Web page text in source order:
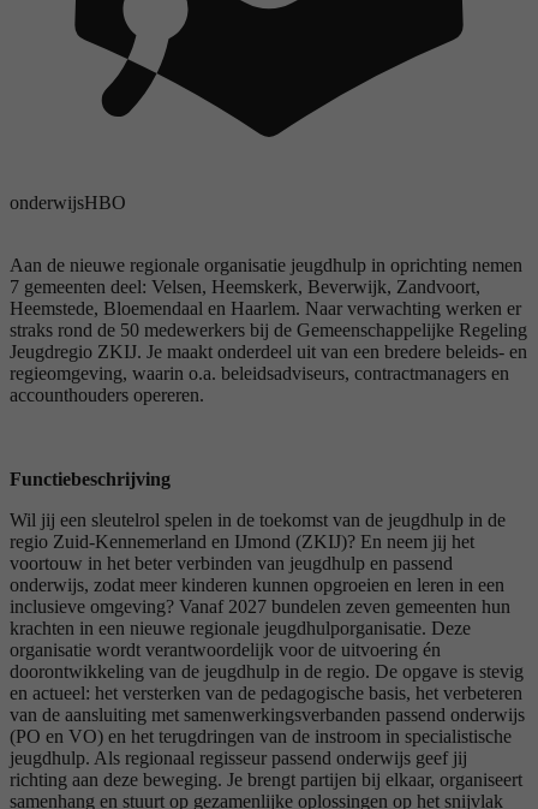
onderwijsHBO
Aan de nieuwe regionale organisatie jeugdhulp in oprichting nemen
7 gemeenten deel: Velsen, Heemskerk, Beverwijk, Zandvoort,
Heemstede, Bloemendaal en Haarlem. Naar verwachting werken er
straks rond de 50 medewerkers bij de Gemeenschappelijke Regeling
Jeugdregio ZKIJ. Je maakt onderdeel uit van een bredere beleids- en
regieomgeving, waarin o.a. beleidsadviseurs, contractmanagers en
accounthouders opereren.
Functiebeschrijving
Wil jij een sleutelrol spelen in de toekomst van de jeugdhulp in de
regio Zuid-Kennemerland en IJmond (ZKIJ)? En neem jij het
voortouw in het beter verbinden van jeugdhulp en passend
onderwijs, zodat meer kinderen kunnen opgroeien en leren in een
inclusieve omgeving? Vanaf 2027 bundelen zeven gemeenten hun
krachten in een nieuwe regionale jeugdhulporganisatie. Deze
organisatie wordt verantwoordelijk voor de uitvoering én
doorontwikkeling van de jeugdhulp in de regio. De opgave is stevig
en actueel: het versterken van de pedagogische basis, het verbeteren
van de aansluiting met samenwerkingsverbanden passend onderwijs
(PO en VO) en het terugdringen van de instroom in specialistische
jeugdhulp. Als regionaal regisseur passend onderwijs geef jij
richting aan deze beweging. Je brengt partijen bij elkaar, organiseert
samenhang en stuurt op gezamenlijke oplossingen op het snijvlak